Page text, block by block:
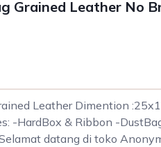
Grained Leather No
Leather Dimention
-HardBox & Ribbon -
datang di toko